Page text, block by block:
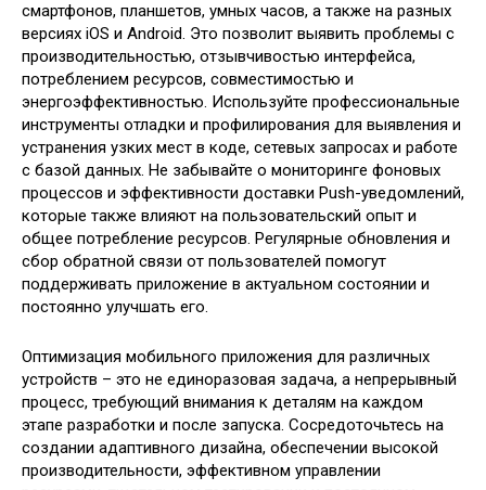
смартфонов, планшетов, умных часов, а также на разных
версиях iOS и Android. Это позволит выявить проблемы с
производительностью, отзывчивостью интерфейса,
потреблением ресурсов, совместимостью и
энергоэффективностью. Используйте профессиональные
инструменты отладки и профилирования для выявления и
устранения узких мест в коде, сетевых запросах и работе
с базой данных. Не забывайте о мониторинге фоновых
процессов и эффективности доставки Push-уведомлений,
которые также влияют на пользовательский опыт и
общее потребление ресурсов. Регулярные обновления и
сбор обратной связи от пользователей помогут
поддерживать приложение в актуальном состоянии и
постоянно улучшать его.
Оптимизация мобильного приложения для различных
устройств – это не единоразовая задача, а непрерывный
процесс, требующий внимания к деталям на каждом
этапе разработки и после запуска. Сосредоточьтесь на
создании адаптивного дизайна, обеспечении высокой
производительности, эффективном управлении